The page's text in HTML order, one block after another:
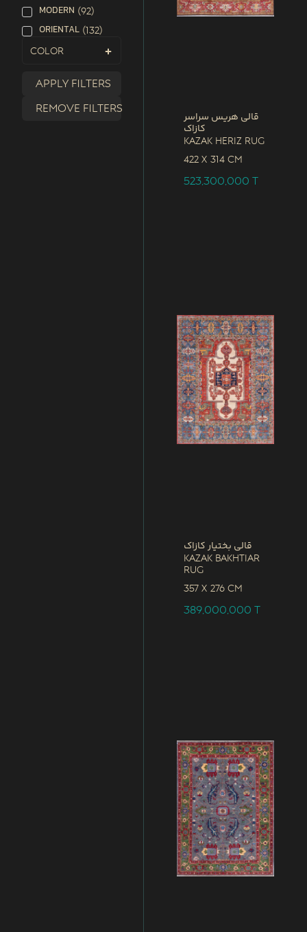
MODERN (92)
ORIENTAL (132)
Color
Apply filters
Remove filters
قالی هریس سراسر
کازاک
Kazak Heriz Rug
422 x 314 CM
523,300,000T
قالی بختیار کازاک
Kazak Bakhtiar
Rug
357 x 276 CM
389,000,000T